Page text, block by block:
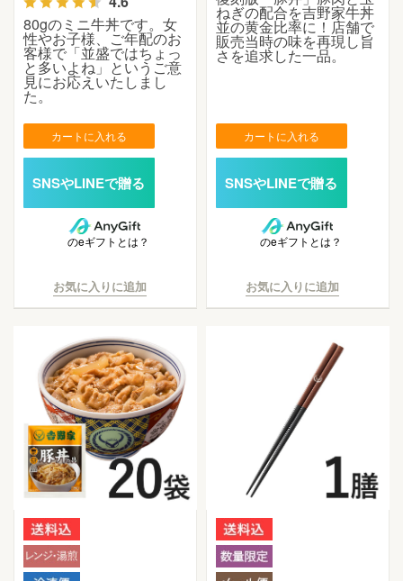
80gのミニ牛丼です。女
性やお子様、ご年配のお
客様で「並盛ではちょっ
と多いよね」というご意
見にお応えいたしまし
た。
カートに入れる
のeギフトとは？
お気に入りに追加
ねぎの配合を吉野家牛丼
並の黄金比率に！店舗で
販売当時の味を再現し旨
さを追求した一品。
カートに入れる
のeギフトとは？
お気に入りに追加